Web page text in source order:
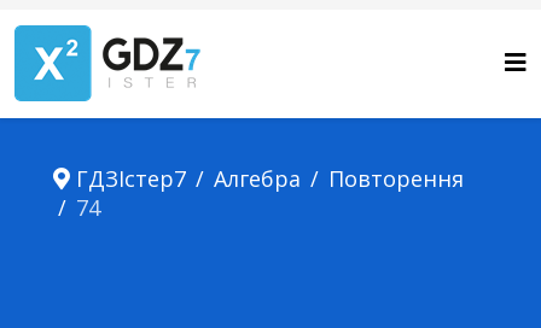
ГДЗІстер7 Алгебра
Повторення
74